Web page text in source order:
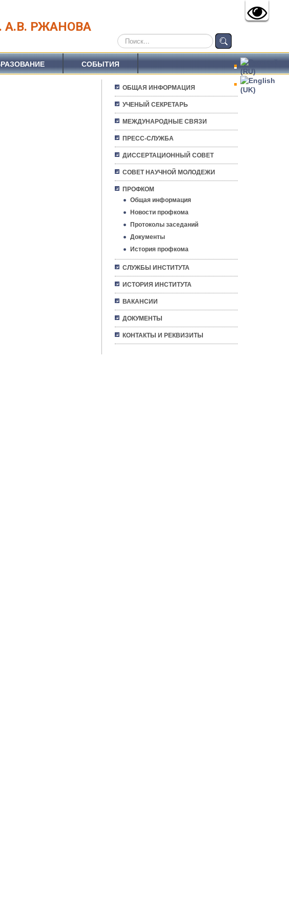
Искать...
РЖАНОВА
СОБЫТИЯ
ОБЩАЯ ИНФОРМАЦИЯ
УЧЕНЫЙ СЕКРЕТАРЬ
МЕЖДУНАРОДНЫЕ СВЯЗИ
ПРЕСС-СЛУЖБА
ДИССЕРТАЦИОННЫЙ СОВЕТ
СОВЕТ НАУЧНОЙ МОЛОДЕЖИ
ПРОФКОМ
Общая информация
Новости профкома
Протоколы заседаний
Документы
История профкома
СЛУЖБЫ ИНСТИТУТА
ИСТОРИЯ ИНСТИТУТА
ВАКАНСИИ
ДОКУМЕНТЫ
КОНТАКТЫ И РЕКВИЗИТЫ